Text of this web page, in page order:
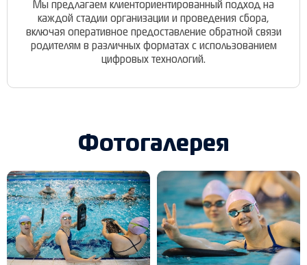
Мы предлагаем клиенториентированный подход на
каждой стадии организации и проведения сбора,
включая оперативное предоставление обратной связи
родителям в различных форматах с использованием
цифровых технологий.
Фотогалерея